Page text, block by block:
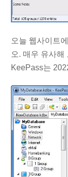
오늘 웹사이트
오. 매우 유사해
KeePass는